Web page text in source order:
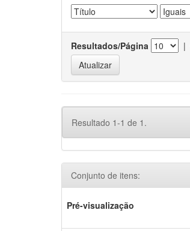
Resultados/Página |
Resultado 1-1 de 1.
Conjunto de itens:
Pré-visualização